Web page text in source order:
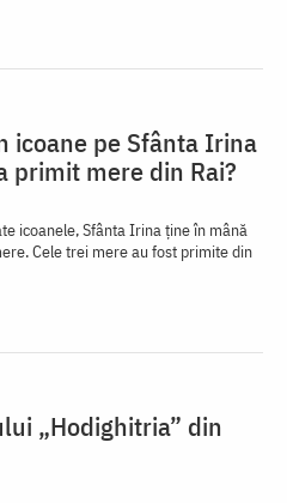
icoane pe Sfânta Irina
primit mere din Rai?
icoanele, Sfânta Irina ține în mână
Cele trei mere au fost primite din
„Hodighitria” din